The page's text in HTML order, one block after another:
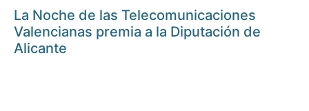
La Noche de las Telecomunicaciones
Valencianas premia a la Diputación de
Alicante